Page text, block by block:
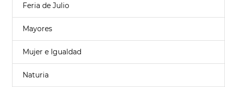
Feria de Julio
Mayores
Mujer e Igualdad
Naturia